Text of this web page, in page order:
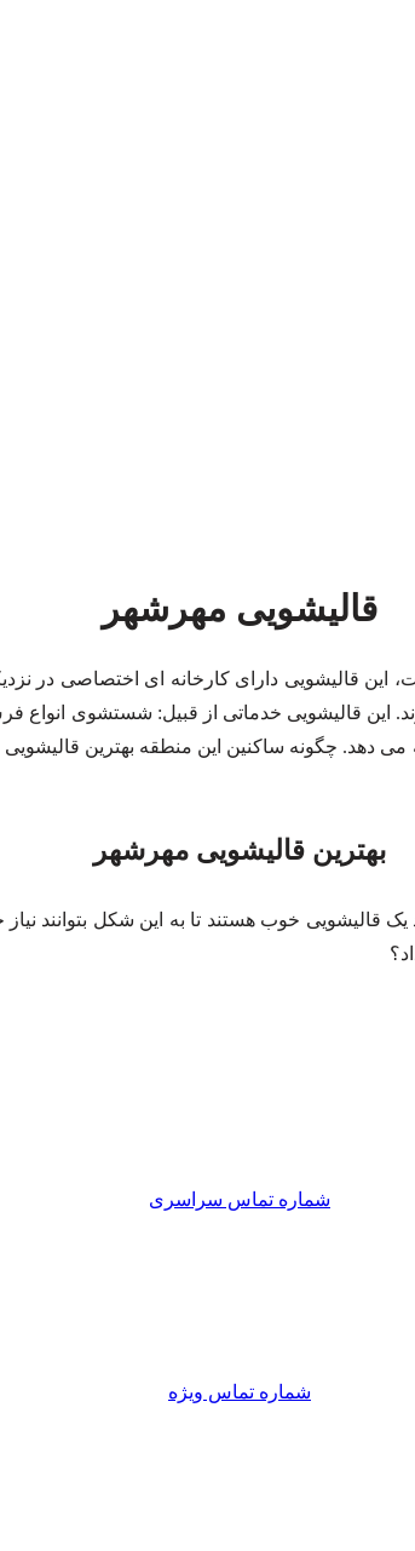
قالیشویی مهرشهر
این قالیشویی دارای کارخانه ای اختصاصی
قالیشویی خدماتی از قبیل: شستشوی
دهد. چگونه ساکنین این منطقه بهترین
بهترین قالیشویی مهرشهر
قالیشویی خوب هستند تا به این شکل بتوانند
شماره تماس سراسری
شماره تماس ویژه